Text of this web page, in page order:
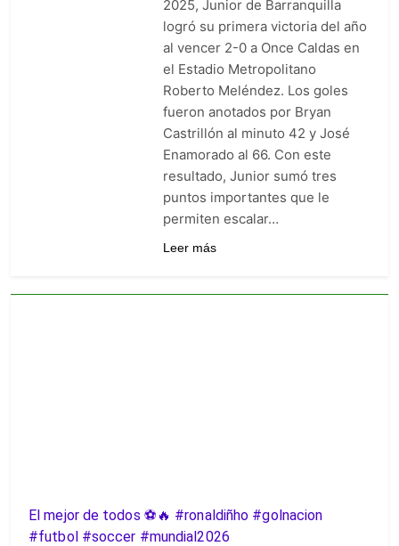
goleó 7-0 a Boyacá Chicó y es
líder de la Liga BetPlay
5 Días Ago
Vuelve la Premier League:
arranca el 21 de agosto con el
Arsenal campeón abriendo
ante el Coventry
5 Días Ago
Escándalo en Montería: el
debut de Nacional se suspendió
por disturbios cuando ganaba
3-0 a Jaguares
5 Días Ago
2025, Junior de Barranquilla
logró su primera victoria del año
al vencer 2-0 a Once Caldas en
el Estadio Metropolitano
Roberto Meléndez. Los goles
fueron anotados por Bryan
Castrillón al minuto 42 y José
Enamorado al 66. Con este
resultado, Junior sumó tres
puntos importantes que le
permiten escalar…
Leer más
El mejor de todos ⚽️🔥 #ronaldiñho #golnacion
#futbol #soccer #mundial2026